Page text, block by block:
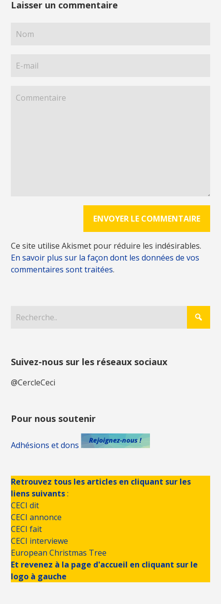
Laisser un commentaire
Ce site utilise Akismet pour réduire les indésirables.
En savoir plus sur la façon dont les données de vos
commentaires sont traitées.
Suivez-nous sur les réseaux sociaux
@CercleCeci
Pour nous soutenir
Adhésions et dons
Retrouvez tous les articles en cliquant sur les
liens suivants:
CECI dit
CECI annonce
CECI fait
CECI interviewe
European Christmas Tree
Et revenez à la page d'accueil en cliquant sur le
logo à gauche